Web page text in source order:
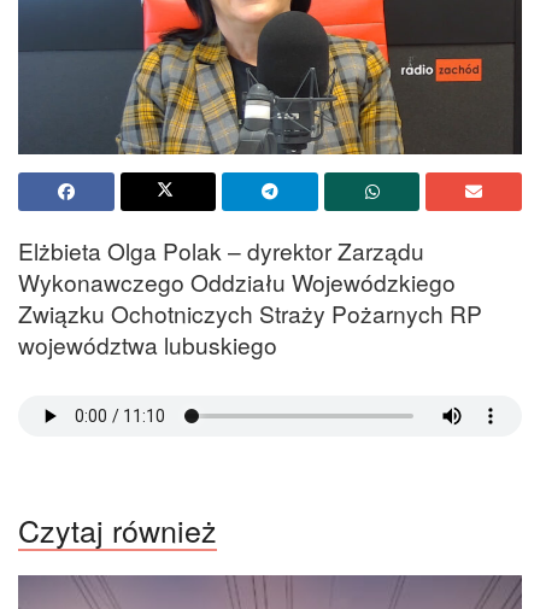
Elżbieta Olga Polak – dyrektor Zarządu
Wykonawczego Oddziału Wojewódzkiego
Związku Ochotniczych Straży Pożarnych RP
województwa lubuskiego
Czytaj również